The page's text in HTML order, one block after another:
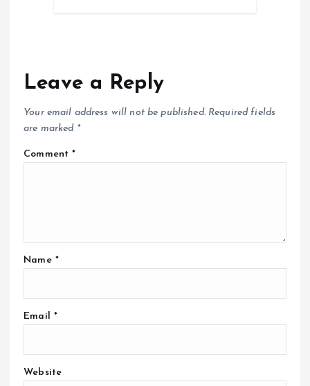
Leave a Reply
Your email address will not be published. Required fields
are marked *
Comment*
Name *
Email *
Website